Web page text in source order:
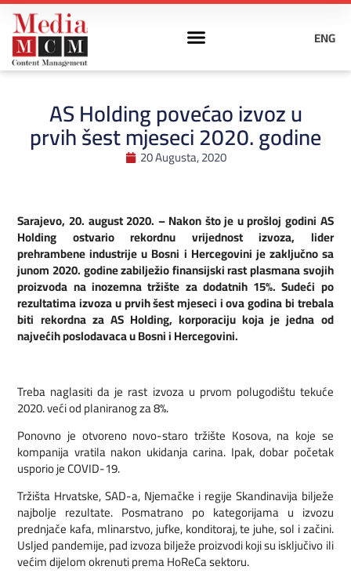
ENG
AS Holding povećao izvoz u
prvih šest mjeseci 2020. godine
20 Augusta, 2020
Sarajevo, 20. august 2020. – Nakon što je u prošloj godini AS
Holding ostvario rekordnu vrijednost izvoza, lider
prehrambene industrije u Bosni i Hercegovini je zaključno sa
junom 2020. godine zabilježio finansijski rast plasmana svojih
proizvoda na inozemna tržište za dodatnih 15%. Sudeći po
rezultatima izvoza u prvih šest mjeseci i ova godina bi trebala
biti rekordna za AS Holding, korporaciju koja je jedna od
najvećih poslodavaca u Bosni i Hercegovini.
Treba naglasiti da je rast izvoza u prvom polugodištu tekuće
2020. veći od planiranog za 8%.
Ponovno je otvoreno novo-staro tržište Kosova, na koje se
kompanija vratila nakon ukidanja carina. Ipak, dobar početak
usporio je COVID-19.
Tržišta Hrvatske, SAD-a, Njemačke i regije Skandinavija bilježe
najbolje rezultate. Posmatrano po kategorijama u izvozu
prednjače kafa, mlinarstvo, jufke, konditoraj, te juhe, sol i začini.
Usljed pandemije, pad izvoza bilježe proizvodi koji su isključivo ili
većim dijelom okrenuti prema HoReCa sektoru.